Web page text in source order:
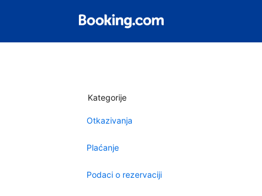
Kategorije
Otkazivanja
Plaćanje
Podaci o rezervaciji